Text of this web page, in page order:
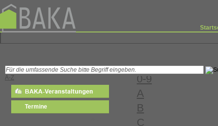
A-Z
Termine
0-9
A
B
C